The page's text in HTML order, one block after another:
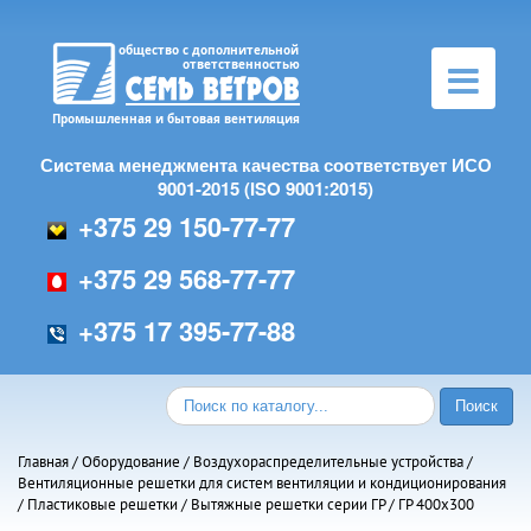
Система менеджмента качества соответствует ИСО
9001-2015 (ISO 9001:2015)
+375 29 150-77-77
+375 29 568-77-77
+375 17 395-77-88
Главная/Оборудование / Воздухораспределительные устройства/
Вентиляционные решетки для систем вентиляции и кондиционирования
/ Пластиковые решетки/ Вытяжные решетки серии ГР/ ГР 400х300